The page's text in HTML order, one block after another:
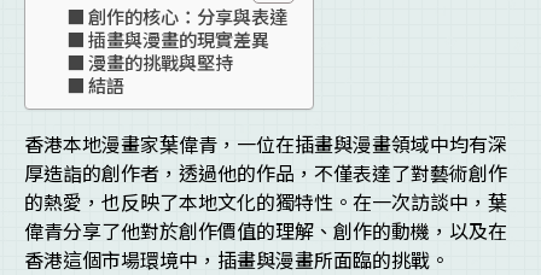
創作的核心：分享與表達
插畫與漫畫的現實差異
漫畫的挑戰與堅持
結語
香港本地漫畫家葉偉青，一位在插畫與漫畫領域中均有深
厚造詣的創作者，透過他的作品，不僅表達了對藝術創作
的熱愛，也反映了本地文化的獨特性。在一次訪談中，葉
偉青分享了他對於創作價值的理解、創作的動機，以及在
香港這個市場環境中，插畫與漫畫所面臨的挑戰。